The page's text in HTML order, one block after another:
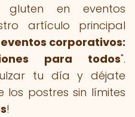
gluten en eventos
artículo principal
corporativos:
para todos".
tu día y déjate
postres sin límites
!